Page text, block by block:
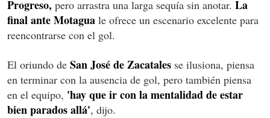
Progreso, pero arrastra una larga sequía sin anotar. La
final ante Motagua le ofrece un escenario excelente para
reencontrarse con el gol.
El oriundo de San José de Zacatales se ilusiona, piensa
en terminar con la ausencia de gol, pero también piensa
en el equipo, 'hay que ir con la mentalidad de estar
bien parados allá', dijo.